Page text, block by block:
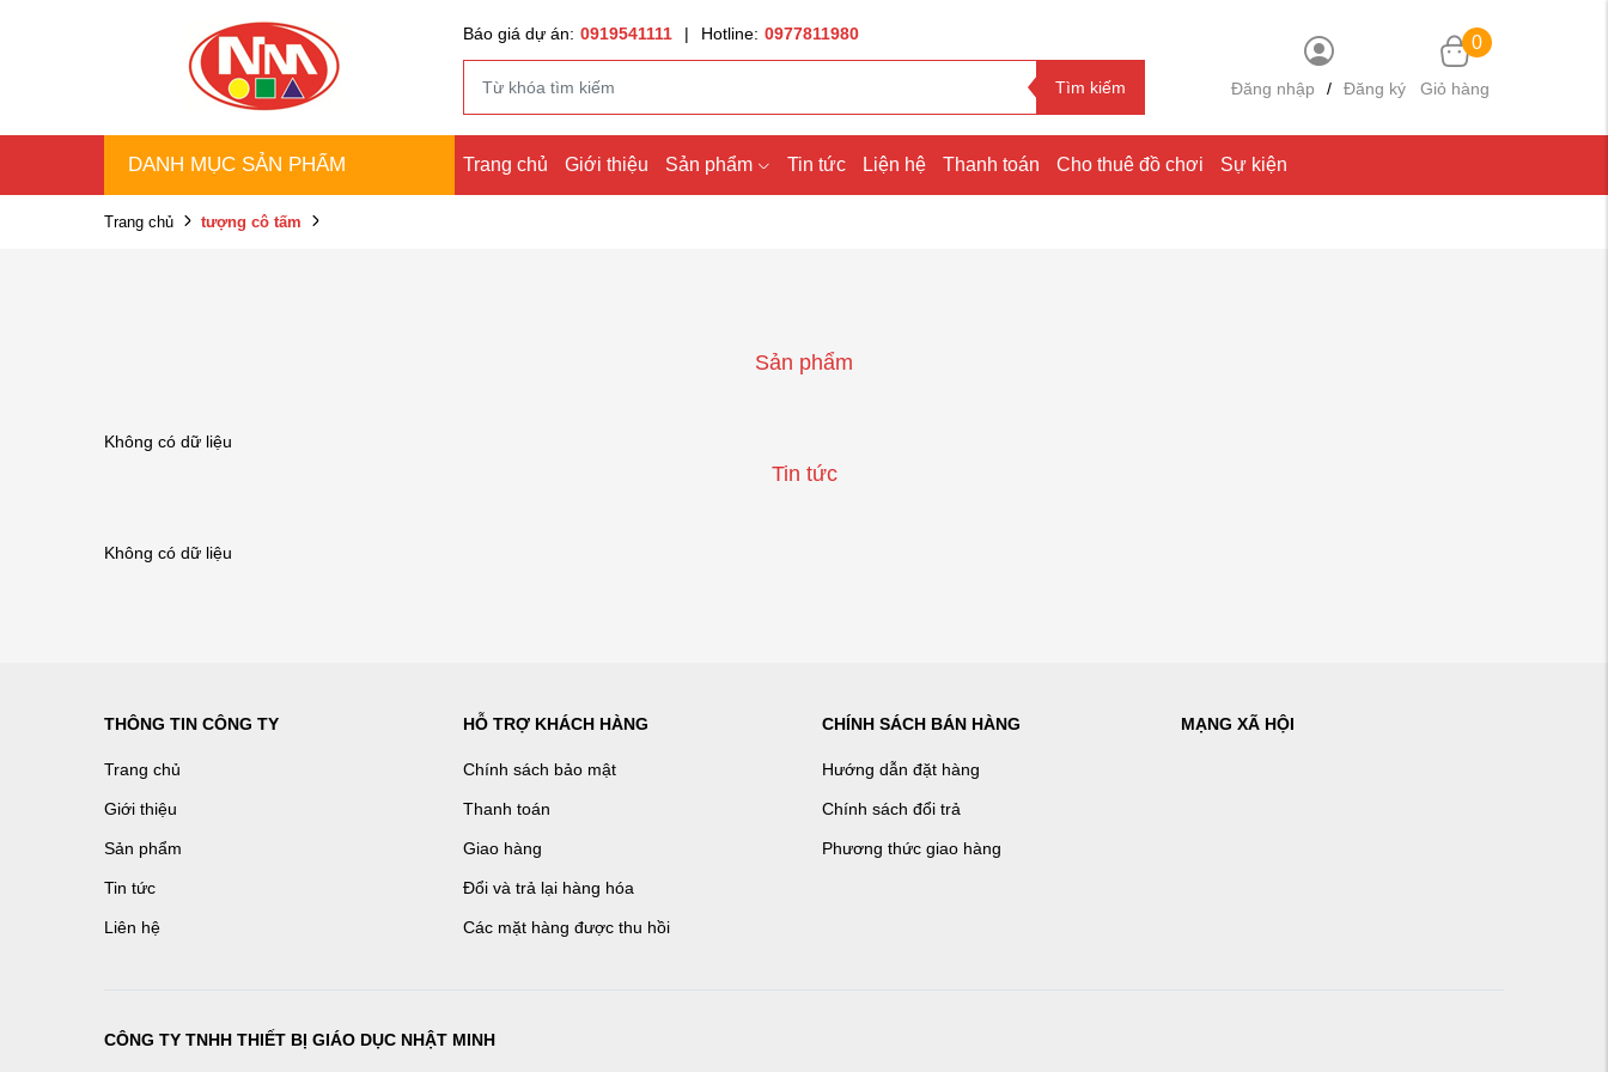
Báo giá dự án: 0919541111 | Hotline: 0977811980
Tìm kiếm Đăng nhập / Đăng ký
0
Giỏ hàng
DANH MỤC SẢN PHẨM Trang chủ Giới thiệu Sản phẩm Tin tức Liện hệ Thanh toán Cho thuê đồ chơi Sự kiện
Trang chủ tượng cô tấm
Sản phẩm
Không có dữ liệu
Tin tức
Không có dữ liệu
THÔNG TIN CÔNG TY
Trang chủ
Giới thiệu
Sản phẩm
Tin tức
Liên hệ
HỖ TRỢ KHÁCH HÀNG
Chính sách bảo mật
Thanh toán
Giao hàng
Đổi và trả lại hàng hóa
Các mặt hàng được thu hồi
CHÍNH SÁCH BÁN HÀNG
Hướng dẫn đặt hàng
Chính sách đổi trả
Phương thức giao hàng
MẠNG XÃ HỘI
CÔNG TY TNHH THIẾT BỊ GIÁO DỤC NHẬT MINH